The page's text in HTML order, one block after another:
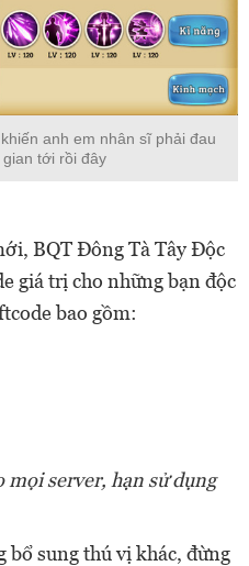
anh em nhân sĩ phải đau
tới rồi đây
BQT Đông Tà Tây Độc
giá trị cho những bạn độc
bao gồm:
mọi server, hạn sử dụng
bổ sung thú vị khác, đừng